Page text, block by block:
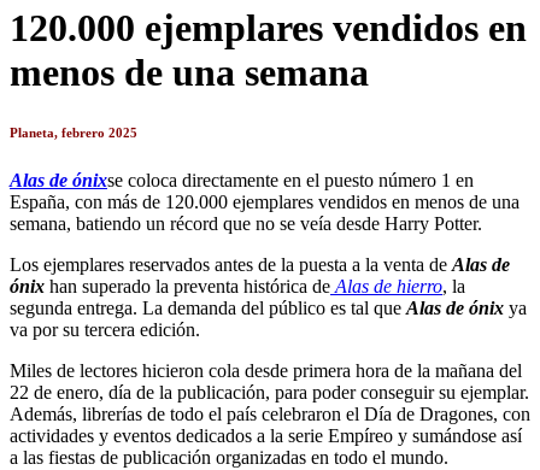
120.000 ejemplares vendidos en
menos de una semana
Planeta, febrero 2025
Alas de ónixse coloca directamente en el puesto número 1 en
España, con más de 120.000 ejemplares vendidos en menos de una
semana, batiendo un récord que no se veía desde Harry Potter.
Los ejemplares reservados antes de la puesta a la venta de Alas de
ónix han superado la preventa histórica de Alas de hierro, la
segunda entrega. La demanda del público es tal que Alas de ónix ya
va por su tercera edición.
Miles de lectores hicieron cola desde primera hora de la mañana del
22 de enero, día de la publicación, para poder conseguir su ejemplar.
Además, librerías de todo el país celebraron el Día de Dragones, con
actividades y eventos dedicados a la serie Empíreo y sumándose así
a las fiestas de publicación organizadas en todo el mundo.